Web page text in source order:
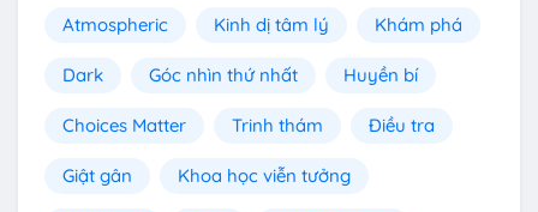
Atmospheric Kinh dị tâm lý Khám phá
Dark Góc nhìn thứ nhất Huyền bí
Choices Matter Trinh thám Điều tra
Giật gân Khoa học viễn tưởng